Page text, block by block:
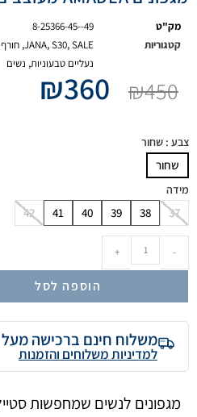
מק"ט
8-25366-45--49
קטגוריות
JANA,S30,SALE
, חורף 25/26
נעליים טבעוניות, נשים
₪450
₪360
צבע : שחור
שחור
מידה
37
38
39
40
41
42
-
+
הוספה לסל
משלוח חינם ברכישה מעל ₪299
למדיניות משלוחים והזמנות